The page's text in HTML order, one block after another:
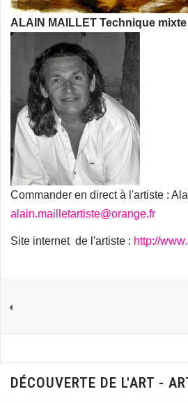
ALAIN MAILLET Technique
Commander en direct à l'artiste :
alain.mailletartiste@orange.fr
Site internet de l'artiste : http://
DÉCOUVERTE DE L'ART -